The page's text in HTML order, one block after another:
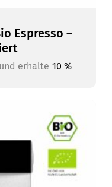
Espresso –
erhalte 10 %